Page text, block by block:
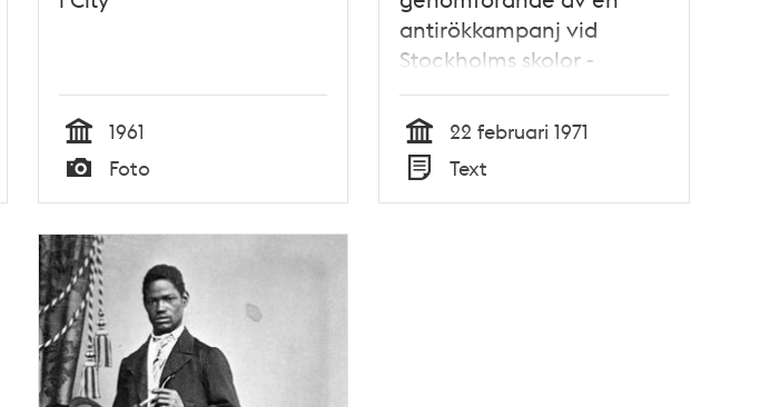
Tid
1961
Typ
Foto
antirökkampanj vid
Stockholms skolor -
Stadsfullmäktige 1971
Tid
22 februari 1971
Typ
Text